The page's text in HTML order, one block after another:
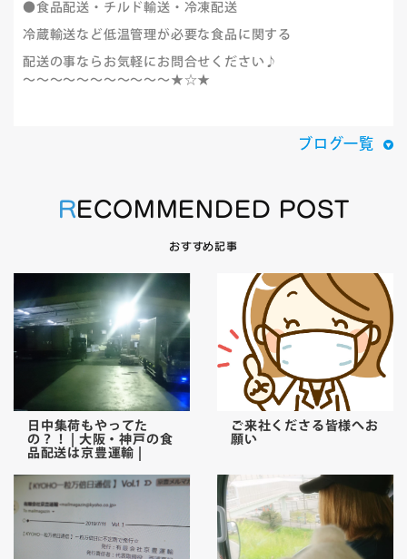
●食品配送・チルド輸送・冷凍配送
冷蔵輸送など低温管理が必要な食品に関する
配送の事ならお気軽にお問合せください♪
～～～～～～～～～～～★☆★
ブログ一覧
RECOMMENDED POST
おすすめ記事
日中集荷もやってた
の？！ | 大阪・神戸の食
品配送は京豊運輸 |
ご来社くださる皆様へお
願い